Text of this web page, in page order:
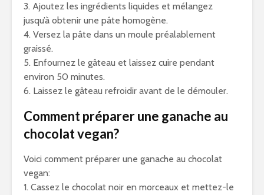
3. Ajoutez les ingrédients liquides et mélangez
jusqu’à obtenir une pâte homogène.
4. Versez la pâte dans un moule préalablement
graissé.
5. Enfournez le gâteau et laissez cuire pendant
environ 50 minutes.
6. Laissez le gâteau refroidir avant de le démouler.
Comment préparer une ganache au
chocolat vegan?
Voici comment préparer une ganache au chocolat
vegan:
1. Cassez le chocolat noir en morceaux et mettez-le